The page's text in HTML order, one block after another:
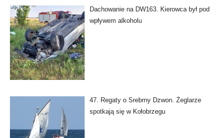
Dachowanie na DW163. Kierowca był pod
wpływem alkoholu
47. Regaty o Srebrny Dzwon. Żeglarze
spotkają się w Kołobrzegu